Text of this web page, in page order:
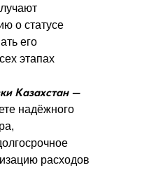
о статусе
его
этапах
Казахстан —
надёжного
расходов